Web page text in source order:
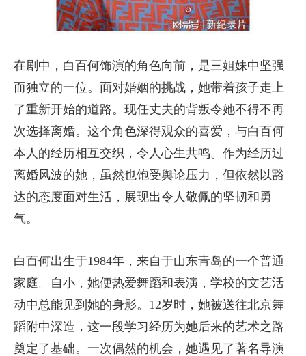
在剧中，白百何饰演的角色向前，是三姐妹中坚强
而独立的一位。面对婚姻的挑战，她带着孩子走上
了重新开始的道路。现任丈夫的背叛令她不得不再
次选择离婚。这个角色深得观众的喜爱，与白百何
本人的经历相互交织，令人心生共鸣。作为经历过
离婚风波的她，虽然也饱受舆论压力，但依然以豁
达的态度面对生活，展现出令人敬佩的坚韧和勇
气。
白百何出生于1984年，来自于山东青岛的一个普通
家庭。自小，她便热爱舞蹈和表演，学校的文艺活
动中总能见到她的身影。12岁时，她被送往北京舞
蹈附中深造，这一段学习经历为她后来的艺术之路
奠定了基础。一次偶然的机会，她遇见了著名导演